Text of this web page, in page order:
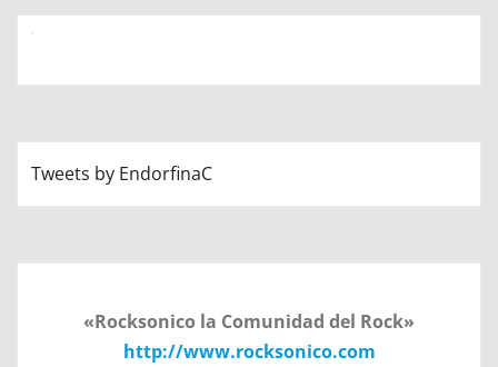
Tweets by EndorfinaC
«Rocksonico la Comunidad del Rock»
http://www.rocksonico.com